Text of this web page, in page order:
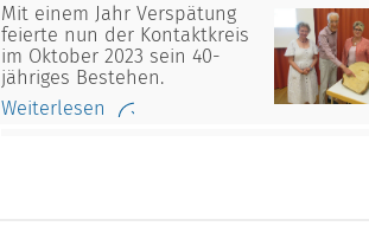
Mit einem Jahr Verspätung
feierte nun der Kontaktkreis
im Oktober 2023 sein 40-
jähriges Bestehen.
Weiterlesen